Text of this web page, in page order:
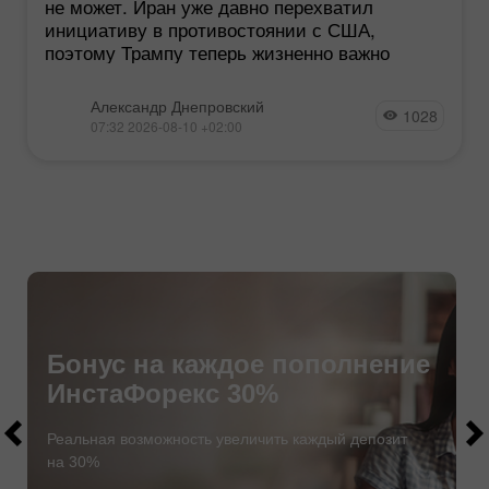
не может. Иран уже давно перехватил
инициативу в противостоянии с США,
поэтому Трампу теперь жизненно важно
Александр Днепровский
07:32 2026-08-10 +02:00 1028
Бонус на каждое пополнение
ИнстаФорекс 30%
Реальная возможность увеличить каждый депозит
на 30%